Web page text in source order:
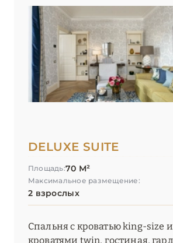
DELUXE SUITE
Площадь:70 М²
Максимальное размещение:
2 взрослых
Спальня с кроватью king-size
кроватями twin, гостиная,